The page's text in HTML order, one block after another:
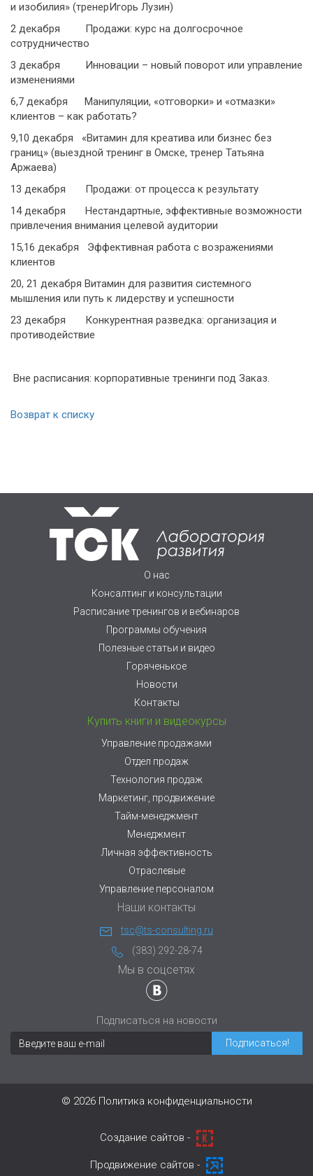
и изобилия» (тренерИгорь Лузин)
2 декабря Продажи: курс на долгосрочное
сотрудничество
3 декабря Инновации – новый поворот или управление
изменениями
6,7 декабря Манипуляции, «отговорки» и «отмазки»
клиентов – как работать?
9,10 декабря «Витамин для креатива или бизнес без
границ» (выездной тренинг в Омске, тренер Татьяна
Аржаева)
13 декабря Продажи: от процесса к результату
14 декабря Нестандартные, эффективные возможности
привлечения внимания целевой аудитории
15,16 декабря Эффективная работа с возражениями
клиентов
20, 21 декабря Витамин для развития системного
мышления или путь к лидерству и успешности
23 декабря Конкурентная разведка: организация и
противодействие
Вне расписания: корпоративные тренинги под Заказ.
Возврат к списку
О нас
Консалтинг и консультации
Расписание тренингов и вебинаров
Программы обучения
Полезные статьи и видео
Горяченькое
Новости
Контакты
Купить книги и видеокурсы
Управление продажами
Отдел продаж
Технология продаж
Маркетинг, продвижение
Тайм-менеджмент
Менеджмент
Личная эффективность
Отраслевые
Управление персоналом
Наши контакты
tsc@ts-consulting.ru
(383) 292-28-74
Мы в соцсетях
Подписаться на новости
© 2026 Политика конфиденциальности
Cоздание сайтов -
Продвижение сайтов -